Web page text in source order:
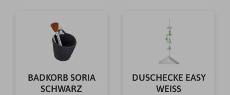
BADKORB SORIA
SCHWARZ
DUSCHECKE EASY
WEISS